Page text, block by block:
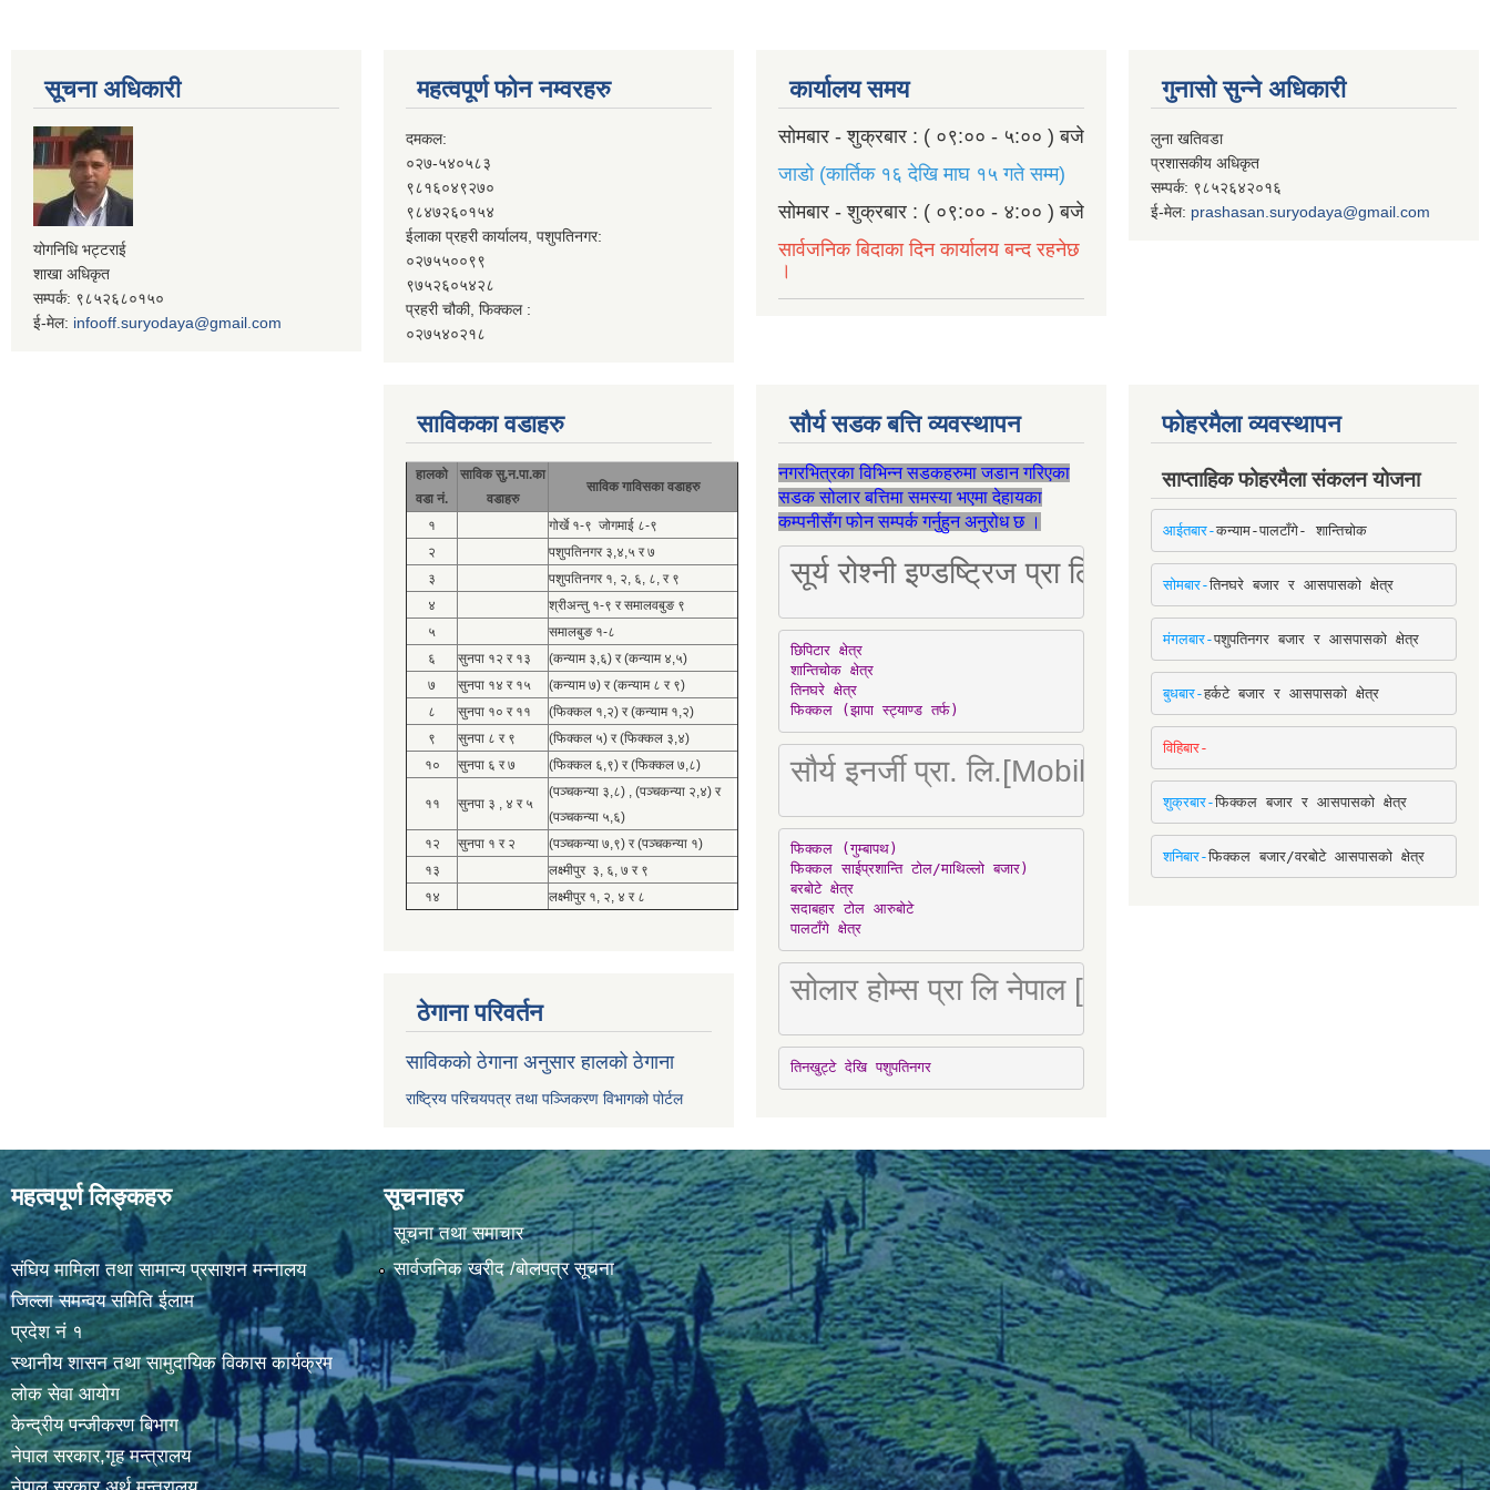
सूचना अधिकारी
योगनिधि भट्टराई
शाखा अधिकृत
सम्पर्क: ९८५२६८०१५०
ई-मेल: infooff.suryodaya@gmail.com
महत्वपूर्ण फोन नम्वरहरु
दमकल:
०२७-५४०५८३
९८१६०४९२७०
९८४७२६०१५४
ईलाका प्रहरी कार्यालय, पशुपतिनगर:
०२७५५००९९
९७५२६०५४२८
प्रहरी चौकी, फिक्कल :
०२७५४०२१८
कार्यालय समय
सोमबार - शुक्रबार : ( ०९:०० - ५:०० ) बजे
जाडो (कार्तिक १६ देखि माघ १५ गते सम्म)
सोमबार - शुक्रबार : ( ०९:०० - ४:०० ) बजे
सार्वजनिक बिदाका दिन कार्यालय बन्द रहनेछ
।
गुनासो सुन्ने अधिकारी
लुना खतिवडा
प्रशासकीय अधिकृत
सम्पर्क: ९८५२६४२०१६
ई-मेल: prashasan.suryodaya@gmail.com
साविकका वडाहरु
हालको
वडा नं.
साविक सु.न.पा.का
वडाहरु
साविक गाविसका वडाहरु
१
गोर्खे १-९ जोगमाई ८-९
२
पशुपतिनगर ३,४,५ र ७
३
पशुपतिनगर १, २, ६, ८, र ९
४
श्रीअन्तु १-९ र समालवबुङ ९
५
समालबुङ १-८
६
सुनपा १२ र १३
(कन्याम ३,६) र (कन्याम ४,५)
७
सुनपा १४ र १५
(कन्याम ७) र (कन्याम ८ र ९)
८
सुनपा १० र ११
(फिक्कल १,२) र (कन्याम १,२)
९
सुनपा ८ र ९
(फिक्कल ५) र (फिक्कल ३,४)
१०
सुनपा ६ र ७ (फिक्कल ६,९) र (फिक्कल ७,८)
११ सुनपा ३ , ४ र ५
(पञ्चकन्या ३,८) , (पञ्चकन्या २,४) र
(पञ्चकन्या ५,६)
१२
सुनपा १ र २
(पञ्चकन्या ७,९) र (पञ्चकन्या १)
१३
लक्ष्मीपुर ३, ६, ७ र ९
१४
लक्ष्मीपुर १, २, ४ र ८
ठेगाना परिवर्तन
साविकको ठेगाना अनुसार हालको ठेगाना
राष्ट्रिय परिचयपत्र तथा पञ्जिकरण विभागको पोर्टल
सौर्य सडक बत्ति व्यवस्थापन
नगरभित्रका विभिन्न सडकहरुमा जडान गरिएका
सडक सोलार बत्तिमा समस्या भएमा देहायका
कम्पनीसँग फोन सम्पर्क गर्नुहुन अनुरोध छ ।
सूर्य रोश्नी इण्डष्ट्रिज प्रा लि [Mobile: 9851034034]
छिपिटार क्षेत्र
शान्तिचोक क्षेत्र
तिनघरे क्षेत्र
फिक्कल (झापा स्ट्याण्ड तर्फ)
सौर्य इनर्जी प्रा. लि.[Mobile : 9842780266]
फिक्कल (गुम्बापथ)
फिक्कल साईप्रशान्ति टोल/माथिल्लो बजार)
बरबोटे क्षेत्र
सदाबहार टोल आरुबोटे
पालटाँगे क्षेत्र
सोलार होम्स प्रा लि नेपाल [Mobile : 9851066274]
तिनखुट्टे देखि पशुपतिनगर
फोहरमैला व्यवस्थापन
साप्ताहिक फोहरमैला संकलन योजना
आईतबार-कन्याम-पालटाँगे- शान्तिचोक
सोमबार-तिनघरे बजार र आसपासको क्षेत्र
मंगलबार-पशुपतिनगर बजार र आसपासको क्षेत्र
बुधबार-हर्कटे बजार र आसपासको क्षेत्र
विहिबार-
शुक्रबार-फिक्कल बजार र आसपासको क्षेत्र
शनिबार-फिक्कल बजार/वरबोटे आसपासको क्षेत्र
महत्वपूर्ण लिङ्कहरु
संघिय मामिला तथा सामान्य प्रसाशन मन्नालय
जिल्ला समन्वय समिति ईलाम
प्रदेश नं १
स्थानीय शासन तथा सामुदायिक विकास कार्यक्रम
लोक सेवा आयोग
केन्द्रीय पन्जीकरण बिभाग
नेपाल सरकार,गृह मन्त्रालय
सूचनाहरु
सूचना तथा समाचार
सार्वजनिक खरीद /बोलपत्र सूचना